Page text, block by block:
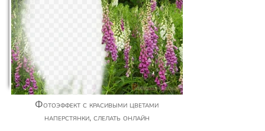
Фотоэффект с красивыми цветами
наперстянки, слелать онлайн